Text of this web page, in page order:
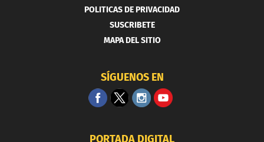
POLITICAS DE PRIVACIDAD
SUSCRIBETE
MAPA DEL SITIO
SÍGUENOS EN
PORTADA DIGITAL